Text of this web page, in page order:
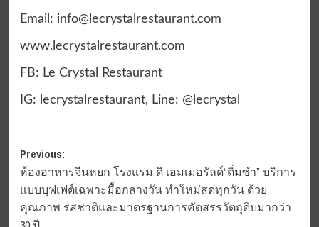
Email: info@lecrystalrestaurant.com
www.lecrystalrestaurant.com
FB: Le Crystal Restaurant
IG: lecrystalrestaurant, Line: @lecrystal
Post
navigation
Previous:
ห้องอาหารจีนหยก โรงแรม ดิ เอมเมอรัลด์“ติ่มซำ” บริการ
แบบบุฟเฟต์เฉพาะมื้อกลางวัน ทำใหม่สดทุกวัน ด้วย
คุณภาพ รสชาติและมาตรฐานการคัดสรรวัตถุดิบมากว่า